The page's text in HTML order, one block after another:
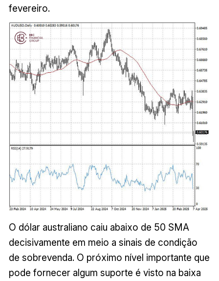
fevereiro.
O dólar australiano caiu abaixo de 50 SMA
decisivamente em meio a sinais de condição
de sobrevenda. O próximo nível importante que
pode fornecer algum suporte é visto na baixa